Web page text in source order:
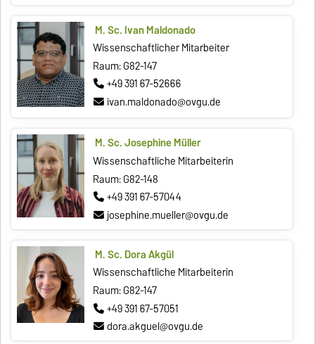
M. Sc. Ivan Maldonado
Wissenschaftlicher Mitarbeiter
Raum: G82-147
+49 391 67-52666
ivan.maldonado@ovgu.de
M. Sc. Josephine Müller
Wissenschaftliche Mitarbeiterin
Raum: G82-148
+49 391 67-57044
josephine.mueller@ovgu.de
M. Sc. Dora Akgül
Wissenschaftliche Mitarbeiterin
Raum: G82-147
+49 391 67-57051
dora.akguel@ovgu.de